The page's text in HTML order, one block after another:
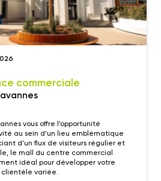
commerciale
vous offre l’opportunité
au sein d’un lieu emblématique
d’un flux de visiteurs régulier et
le mall du centre commercial
idéal pour développer votre
variée.